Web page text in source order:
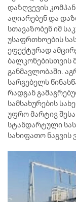
დაზღვევის
აღიარებენ და
სთავაზობენ იმ
უსაფრთხოების
ეფექტურად
განმავლობაში.
სარგებელს
რადგან
სამსახურების
უფრო მარტივ
სტანდარტული
სახიფათო ნაგვის